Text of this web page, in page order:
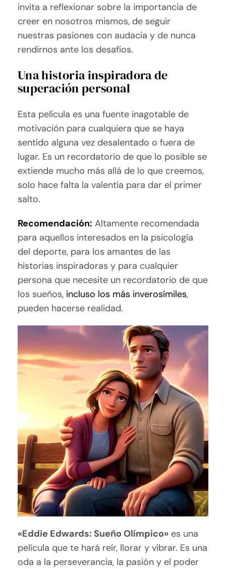
invita a reflexionar sobre la importancia de
creer en nosotros mismos, de seguir
nuestras pasiones con audacia y de nunca
rendirnos ante los desafíos.
Una historia inspiradora de
superación personal
Esta película es una fuente inagotable de
motivación para cualquiera que se haya
sentido alguna vez desalentado o fuera de
lugar. Es un recordatorio de que lo posible se
extiende mucho más allá de lo que creemos,
solo hace falta la valentía para dar el primer
salto.
Recomendación: Altamente recomendada
para aquellos interesados en la psicología
del deporte, para los amantes de las
historias inspiradoras y para cualquier
persona que necesite un recordatorio de que
los sueños, incluso los más inverosímiles,
pueden hacerse realidad.
«Eddie Edwards: Sueño Olímpico» es una
película que te hará reír, llorar y vibrar. Es una
oda a la perseverancia, la pasión y el poder